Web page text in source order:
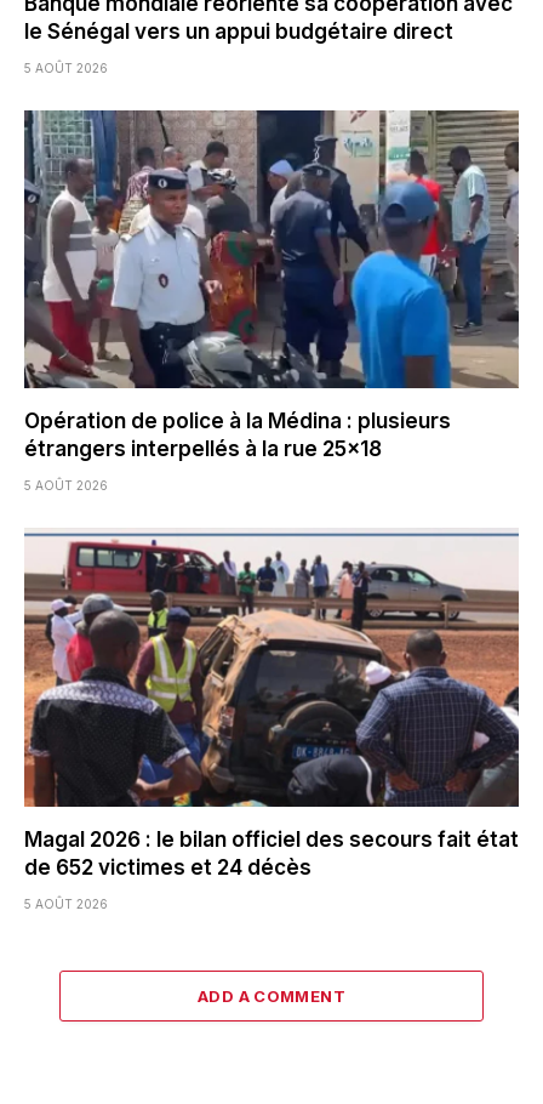
le Sénégal vers un appui budgétaire direct
5 AOÛT 2026
Opération de police à la Médina : plusieurs
étrangers interpellés à la rue 25×18
5 AOÛT 2026
Magal 2026 : le bilan officiel des secours fait état
de 652 victimes et 24 décès
5 AOÛT 2026
ADD A COMMENT